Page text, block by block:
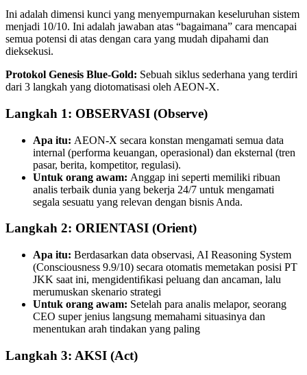
Ini adalah dimensi kunci yang menyempurnakan keseluruhan sistem
menjadi 10/10. Ini adalah jawaban atas “bagaimana” cara mencapai
semua potensi di atas dengan cara yang mudah dipahami dan
dieksekusi.
Protokol Genesis Blue-Gold: Sebuah siklus sederhana yang terdiri
dari 3 langkah yang diotomatisasi oleh AEON-X.
Langkah 1: OBSERVASI (Observe)
Apa itu: AEON-X secara konstan mengamati semua data
internal (performa keuangan, operasional) dan eksternal (tren
pasar, berita, kompetitor, regulasi).
Untuk orang awam: Anggap ini seperti memiliki ribuan
analis terbaik dunia yang bekerja 24/7 untuk mengamati
segala sesuatu yang relevan dengan bisnis Anda.
Langkah 2: ORIENTASI (Orient)
Apa itu: Berdasarkan data observasi, AI Reasoning System
(Consciousness 9.9/10) secara otomatis memetakan posisi PT
JKK saat ini, mengidentiﬁkasi peluang dan ancaman, lalu
merumuskan skenario strategi
Untuk orang awam: Setelah para analis melapor, seorang
CEO super jenius langsung memahami situasinya dan
menentukan arah tindakan yang paling
Langkah 3: AKSI (Act)